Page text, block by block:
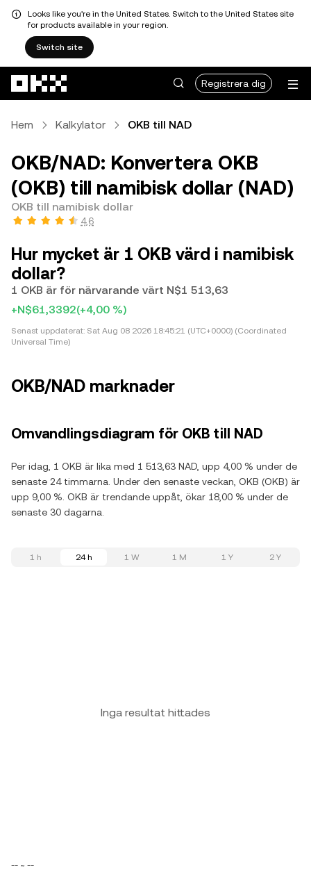
Looks like you're in the United States. Switch to the United States site
for products available in your region.
Switch site
Registrera dig
Hem Kalkylator OKB till NAD
OKB/NAD: Konvertera OKB
(OKB) till namibisk dollar (NAD)
OKB till namibisk dollar
4,6
Hur mycket är 1 OKB värd i namibisk
dollar?
1 OKB är för närvarande värt N$1 513,63
+N$61,3392(+4,00 %)
Senast uppdaterat: Sat Aug 08 2026 18:45:21 (UTC+0000) (Coordinated
Universal Time)
OKB/NAD marknader
Omvandlingsdiagram för OKB till NAD
Per idag, 1 OKB är lika med 1 513,63 NAD, upp 4,00 % under de
senaste 24 timmarna. Under den senaste veckan, OKB (OKB) är
upp 9,00 %. OKB är trendande uppåt, ökar 18,00 % under de
senaste 30 dagarna.
1 h 24 h 1 W 1 M 1 Y 2 Y
Inga resultat hittades
-- ~ --